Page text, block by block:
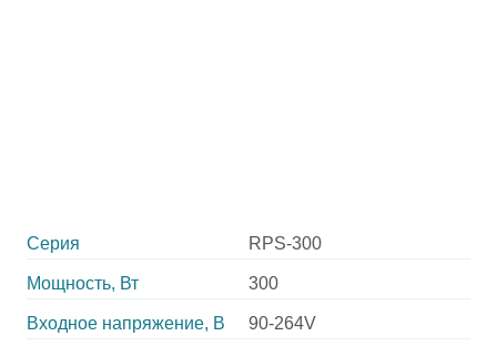
Серия RPS-300
Мощность, Вт 300
Входное напряжение, В 90-264V